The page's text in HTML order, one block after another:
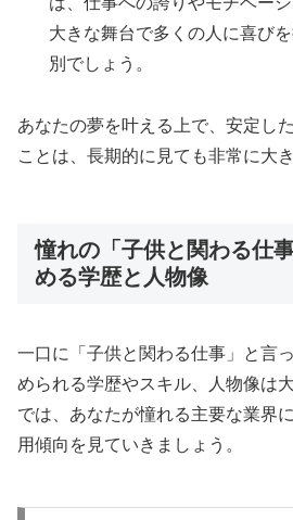
大きな舞台で多くの人に喜び
別でしょう。
あなたの夢を叶える上で、安定し
ことは、長期的に見ても非常に大
憧れの「子供と関わる仕
める学歴と人物像
一口に「子供と関わる仕事」と言
められる学歴やスキル、人物像は
では、あなたが憧れる主要な業界
用傾向を見ていきましょう。